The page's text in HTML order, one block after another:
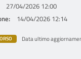
27/04/2026 12:00
14/04/2026 12:14
Data ultimo